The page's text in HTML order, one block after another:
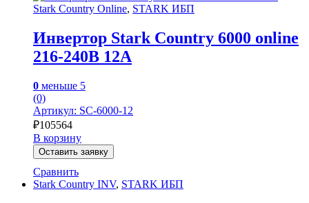
Stark Country Online, STARK ИБП
Инвертор Stark Country 6000 online
216-240В 12А
0 меньше 5
(0)
Артикул: SC-6000-12
₽105564
В корзину
Оставить заявку
Сравнить
Stark Country INV, STARK ИБП